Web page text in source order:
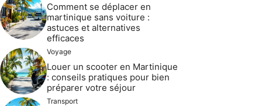
Comment se déplacer en
martinique sans voiture :
astuces et alternatives
efficaces
Voyage
Louer un scooter en Martinique
: conseils pratiques pour bien
préparer votre séjour
Transport